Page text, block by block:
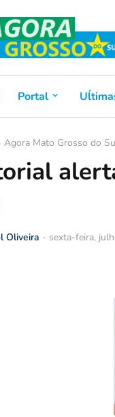
Portal
Agora Mato Grosso do
Oliveira - sexta-feira,